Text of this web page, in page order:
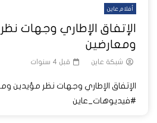
أفلام عاين
الإتفاق الإطاري وجهات
ومعارضين
شبكة عاين قبل 4 سنوات
الإتفاق الإطاري وجهات نظر مؤيدين
#فيديوهات_عاين